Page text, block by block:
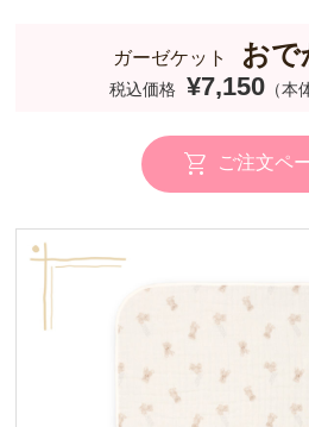
ガーゼケット おで
税込価格 ¥7,150 （本
ご注文ペ